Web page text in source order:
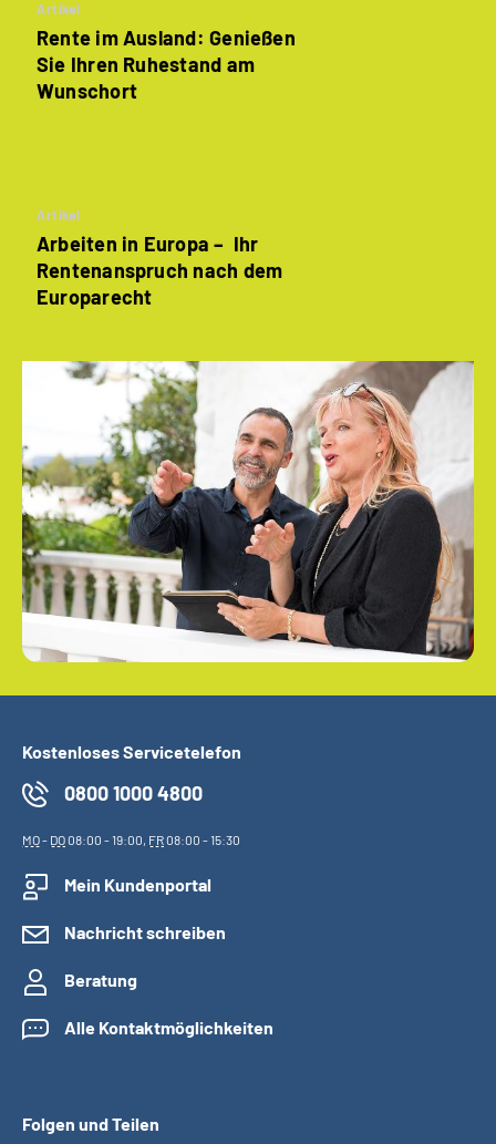
Artikel
Rente im Ausland: Genießen
Sie Ihren Ruhestand am
Wunschort
Artikel
Arbeiten in Europa – Ihr
Rentenanspruch nach dem
Europarecht
Kostenloses Servicetelefon
0800 1000 4800
MO- DO08:00 - 19:00, FR08:00 - 15:30
Mein Kundenportal
Nachricht schreiben
Beratung
Alle Kontaktmöglichkeiten
Folgen und Teilen